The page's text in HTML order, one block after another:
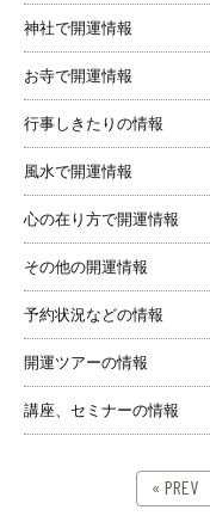
神社で開運情報
お寺で開運情報
行事しきたりの情報
風水で開運情報
心の在り方で開運情報
その他の開運情報
予約状況などの情報
開運ツアーの情報
講座、セミナーの情報
« PREV